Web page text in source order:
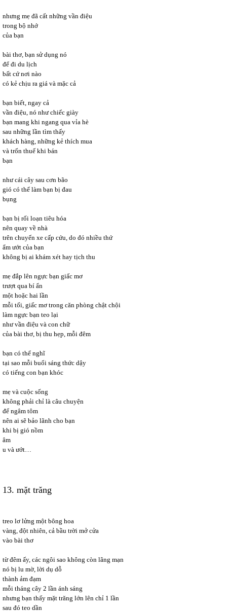
nhưng mẹ đã cất những vần điệu
trong bộ nhớ
của bạn
bài thơ, bạn sử dụng nó
để đi du lịch
bất cứ nơi nào
có kẻ chịu ra giá và mặc cả
bạn biết, ngay cả
vần điệu, nó như chiếc giày
bạn mang khi ngang qua vỉa hè
sau những lần tìm thấy
khách hàng, những kẻ thích mua
và trốn thuế khi bán
bạn
như cái cây sau cơn bão
gió có thể làm bạn bị đau
bụng
bạn bị rối loạn tiêu hóa
nên quay về nhà
trên chuyến xe cấp cứu, do đó nhiều thứ
ẩm ướt của bạn
không bị ai khám xét hay tịch thu
mẹ đắp lên ngực bạn giấc mơ
trượt qua bí ẩn
một hoặc hai lần
mỗi tối, giấc mơ trong căn phòng chật chội
làm ngực bạn teo lại
như vần điệu và con chữ
của bài thơ, bị thu hẹp, mỗi đêm
bạn có thể nghĩ
tại sao mỗi buổi sáng thức dậy
có tiếng con bạn khóc
mẹ và cuộc sống
không phải chỉ là câu chuyện
để ngâm tôm
nên ai sẽ bảo lãnh cho bạn
khi bị gió nồm
âm
u và ướt…
13. mặt trăng
treo lơ lửng một bông hoa
vàng, đột nhiên, cả bầu trời mở cửa
vào bài thơ
từ đêm ấy, các ngôi sao không còn lãng mạn
nó bị lu mờ, lời dụ dỗ
thành ảm đạm
mỗi tháng cây 2 lần ánh sáng
nhưng bạn thấy mặt trăng lớn lên chỉ 1 lần
sau đó teo dần